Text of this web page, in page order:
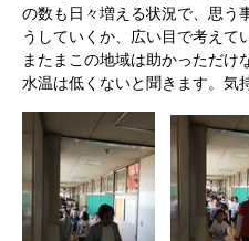
の数も日々増える状況で、思う
うしていくか、広い目で考えて
またまこの地域は助かっただけ
水温は低くないと聞きます。気